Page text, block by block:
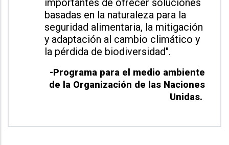
importantes de ofrecer soluciones
basadas en la naturaleza para la
seguridad alimentaria, la mitigación
y adaptación al cambio climático y
la pérdida de biodiversidad".
-Programa para el medio ambiente
de la Organización de las Naciones
Unidas.